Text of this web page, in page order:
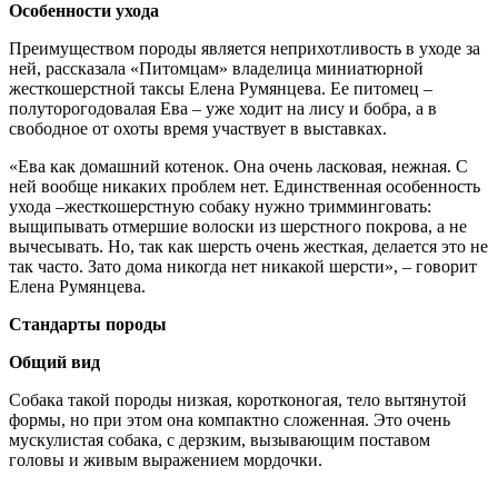
Особенности ухода
Преимуществом породы является неприхотливость в уходе за
ней, рассказала «Питомцам» владелица миниатюрной
жесткошерстной таксы Елена Румянцева. Ее питомец –
полуторогодовалая Ева – уже ходит на лису и бобра, а в
свободное от охоты время участвует в выставках.
«Ева как домашний котенок. Она очень ласковая, нежная. С
ней вообще никаких проблем нет. Единственная особенность
ухода –жесткошерстную собаку нужно тримминговать:
выщипывать отмершие волоски из шерстного покрова, а не
вычесывать. Но, так как шерсть очень жесткая, делается это не
так часто. Зато дома никогда нет никакой шерсти», – говорит
Елена Румянцева.
Стандарты породы
Общий вид
Собака такой породы низкая, коротконогая, тело вытянутой
формы, но при этом она компактно сложенная. Это очень
мускулистая собака, с дерзким, вызывающим поставом
головы и живым выражением мордочки.